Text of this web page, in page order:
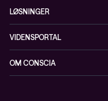
LØSNINGER
Netværk
Datacenter & Cloud
VIDENSPORTAL
Events
OM CONSCIA